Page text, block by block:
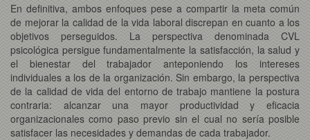
En definitiva, ambos enfoques pese a compartir la meta común
de mejorar la calidad de la vida laboral discrepan en cuanto a los
objetivos perseguidos. La perspectiva denominada CVL
psicológica persigue fundamentalmente la satisfacción, la salud y
el bienestar del trabajador anteponiendo los intereses
individuales a los de la organización. Sin embargo, la perspectiva
de la calidad de vida del entorno de trabajo mantiene la postura
contraria: alcanzar una mayor productividad y eficacia
organizacionales como paso previo sin el cual no sería posible
satisfacer las necesidades y demandas de cada trabajador.